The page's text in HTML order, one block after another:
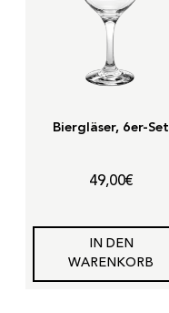
Biergläser, 6er-Set
49,00€
IN DEN
WARENKORB